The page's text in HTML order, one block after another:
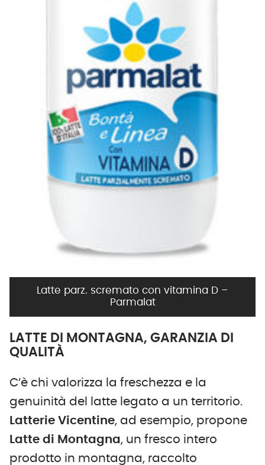
Latte parz. scremato con vitamina D –
Parmalat
LATTE DI MONTAGNA, GARANZIA DI
QUALITÀ
C’è chi valorizza la freschezza e la
genuinità del latte legato a un territorio.
Latterie Vicentine, ad esempio, propone
Latte di Montagna, un fresco intero
prodotto in montagna, raccolto